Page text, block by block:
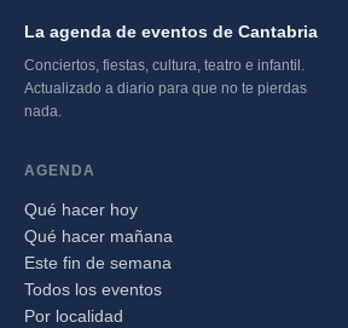
La agenda de eventos de Cantabria
Conciertos, fiestas, cultura, teatro e infantil.
Actualizado a diario para que no te pierdas
nada.
AGENDA
Qué hacer hoy
Qué hacer mañana
Este fin de semana
Todos los eventos
Por localidad